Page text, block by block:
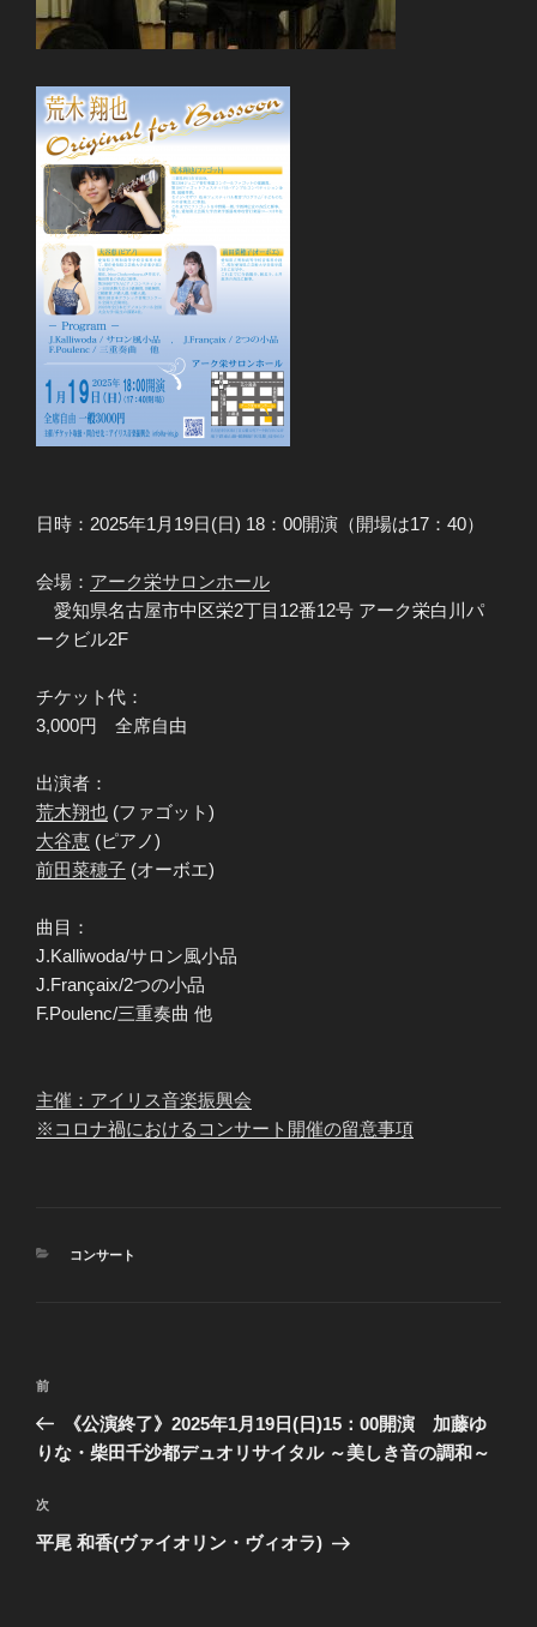
日時：2025年1月19日(日) 18：00開演（開場は17：40）
会場： アーク栄サロンホール
愛知県名古屋市中区栄2丁目12番12号 アーク栄白川パ
ークビル2F
チケット代：
3,000円 全席自由
出演者：
荒木翔也 (ファゴット)
大谷恵 (ピアノ)
前田菜穂子 (オーボエ)
曲目：
J.Kalliwoda/サロン風小品
J.Françaix/2つの小品
F.Poulenc/三重奏曲 他
主催：アイリス音楽振興会
※コロナ禍におけるコンサート開催の留意事項
カ
コンサート
投
ナ
ゲ
ー
過
去
の
稿
前
《公演終了》2025年1月19日(日)15：00開演 加藤ゆ
りな・柴田千沙都デュオリサイタル ～美しき音の調和～
次
の
次
平尾 和香(ヴァイオリン・ヴィオラ)